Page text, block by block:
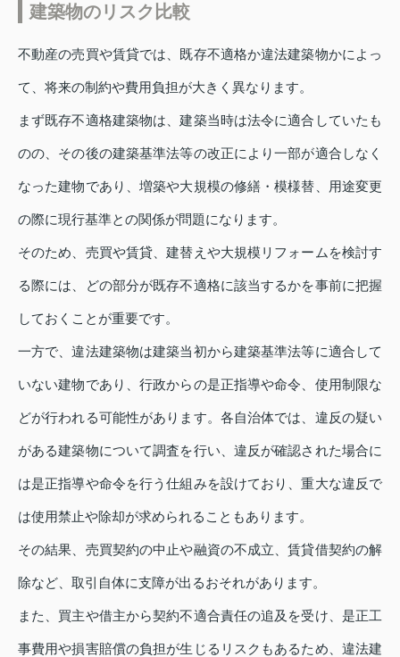
建築物のリスク比較
不動産の売買や賃貸では、既存不適格か違法建築物かによっ
て、将来の制約や費用負担が大きく異なります。
まず既存不適格建築物は、建築当時は法令に適合していたも
のの、その後の建築基準法等の改正により一部が適合しなく
なった建物であり、増築や大規模の修繕・模様替、用途変更
の際に現行基準との関係が問題になります。
そのため、売買や賃貸、建替えや大規模リフォームを検討す
る際には、どの部分が既存不適格に該当するかを事前に把握
しておくことが重要です。
一方で、違法建築物は建築当初から建築基準法等に適合して
いない建物であり、行政からの是正指導や命令、使用制限な
どが行われる可能性があります。各自治体では、違反の疑い
がある建築物について調査を行い、違反が確認された場合に
は是正指導や命令を行う仕組みを設けており、重大な違反で
は使用禁止や除却が求められることもあります。
その結果、売買契約の中止や融資の不成立、賃貸借契約の解
除など、取引自体に支障が出るおそれがあります。
また、買主や借主から契約不適合責任の追及を受け、是正工
事費用や損害賠償の負担が生じるリスクもあるため、違法建